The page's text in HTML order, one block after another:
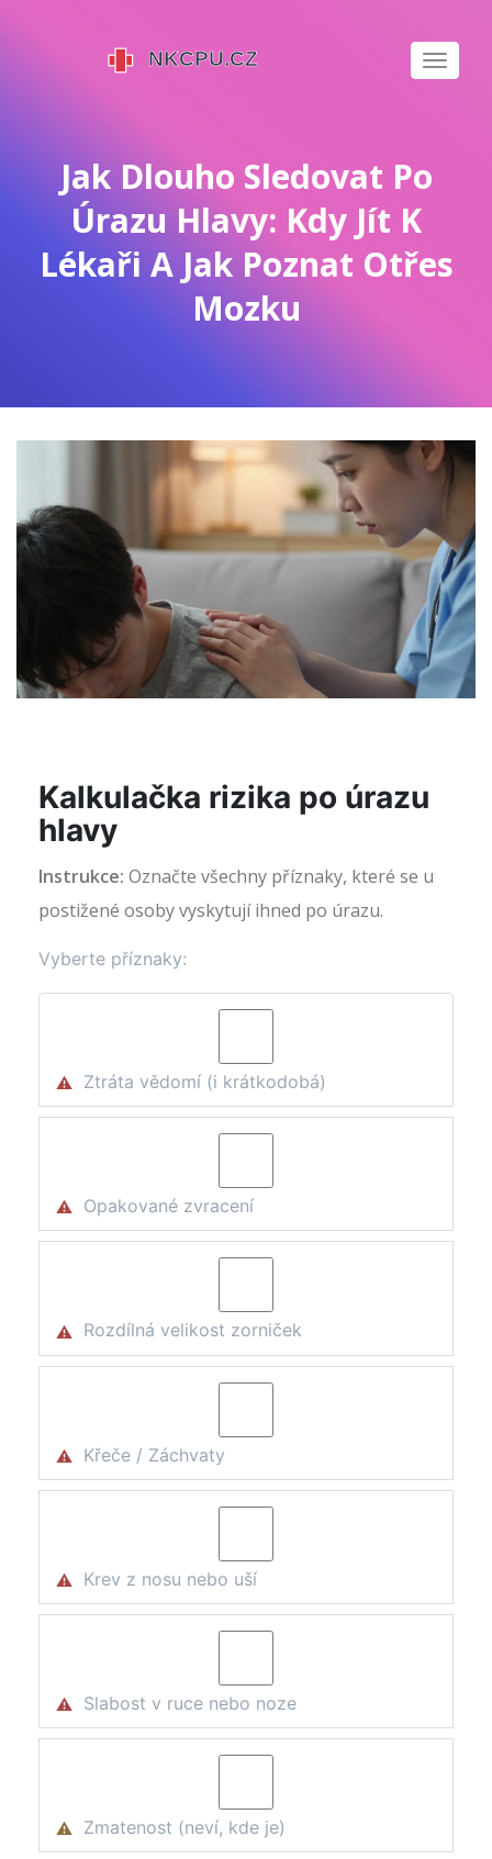
Zobrazit
navigaci
Jak Dlouho Sledovat Po
Úrazu Hlavy: Kdy Jít K
Lékaři A Jak Poznat Otřes
Mozku
Kalkulačka rizika po úrazu
hlavy
Instrukce: Označte všechny příznaky, které se u
postižené osoby vyskytují ihned po úrazu.
Vyberte příznaky:
⚠ Ztráta vědomí (i krátkodobá)
⚠ Opakované zvracení
⚠ Rozdílná velikost zorniček
⚠ Křeče / Záchvaty
⚠ Krev z nosu nebo uší
⚠ Slabost v ruce nebo noze
⚠ Zmatenost (neví, kde je)